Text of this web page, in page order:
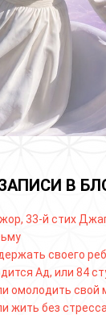
В
33-й стих
своего
Ад, или 84
омолодить свой
жить без